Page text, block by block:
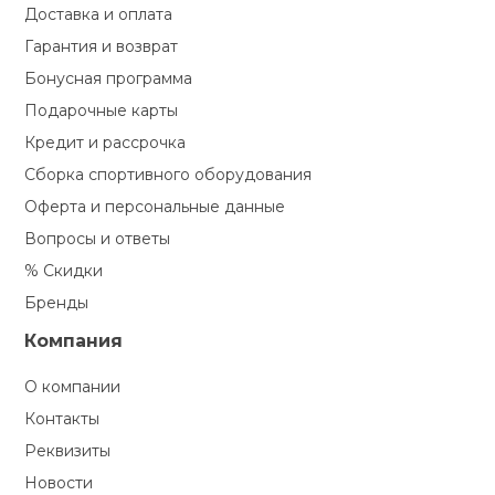
Доставка и оплата
Гарантия и возврат
Бонусная программа
Подарочные карты
Кредит и рассрочка
Сборка спортивного оборудования
Оферта и персональные данные
Вопросы и ответы
% Скидки
Бренды
Компания
О компании
Контакты
Реквизиты
Новости